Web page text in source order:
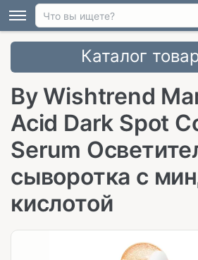
Каталог
By Wishtrend
Acid Dark Spot
Serum
сыворотка с
кислотой